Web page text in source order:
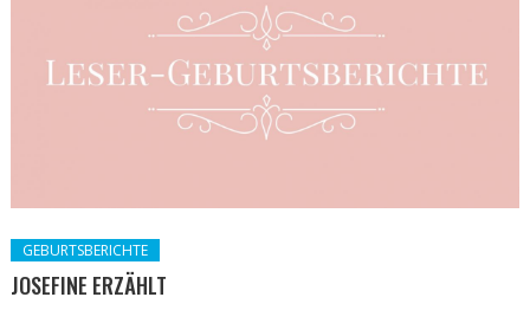
GEBURTSBERICHTE
JOSEFINE ERZÄHLT